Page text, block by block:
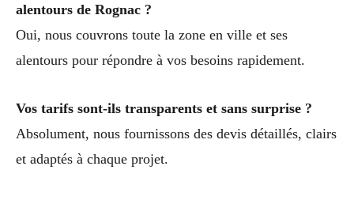
alentours de Rognac ?
Oui, nous couvrons toute la zone en ville et ses
alentours pour répondre à vos besoins rapidement.
Vos tarifs sont-ils transparents et sans surprise ?
Absolument, nous fournissons des devis détaillés, clairs
et adaptés à chaque projet.